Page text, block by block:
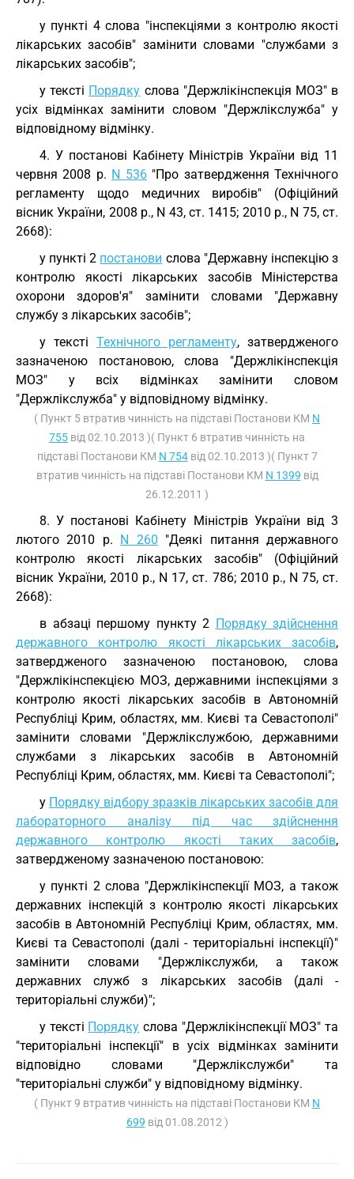
у пункті 4 слова "інспекціями з контролю якості
лікарських засобів" замінити словами "службами з
лікарських засобів";
у тексті Порядку слова "Держлікінспекція МОЗ" в
усіх відмінках замінити словом "Держлікслужба" у
відповідному відмінку.
4. У постанові Кабінету Міністрів України від 11
червня 2008 р. N 536"Про затвердження Технічного
регламенту щодо медичних виробів" (Офіційний
вісник України, 2008 р., N 43, ст. 1415; 2010 р., N 75, ст.
2668):
у пункті 2 постанови слова "Державну інспекцію з
контролю якості лікарських засобів Міністерства
охорони здоров'я" замінити словами "Державну
службу з лікарських засобів";
у тексті Технічного регламенту, затвердженого
зазначеною постановою, слова "Держлікінспекція
МОЗ" у всіх відмінках замінити словом
"Держлікслужба" у відповідному відмінку.
( Пункт 5 втратив чинність на підставі Постанови КМ N
755 від 02.10.2013 )( Пункт 6 втратив чинність на
підставі Постанови КМ N 754від 02.10.2013 )( Пункт 7
втратив чинність на підставі Постанови КМ N 1399 від
26.12.2011 )
8. У постанові Кабінету Міністрів України від 3
лютого 2010 р. N 260 "Деякі питання державного
контролю якості лікарських засобів" (Офіційний
вісник України, 2010 р., N 17, ст. 786; 2010 р., N 75, ст.
2668):
в абзаці першому пункту 2 Порядку здійснення
державного контролю якості лікарських засобів,
затвердженого зазначеною постановою, слова
"Держлікінспекцією МОЗ, державними інспекціями з
контролю якості лікарських засобів в Автономній
Республіці Крим, областях, мм. Києві та Севастополі"
замінити словами "Держлікслужбою, державними
службами з лікарських засобів в Автономній
Республіці Крим, областях, мм. Києві та Севастополі";
у Порядку відбору зразків лікарських засобів для
лабораторного аналізу під час здійснення
державного контролю якості таких засобів,
затвердженому зазначеною постановою:
у пункті 2 слова "Держлікінспекції МОЗ, а також
державних інспекцій з контролю якості лікарських
засобів в Автономній Республіці Крим, областях, мм.
Києві та Севастополі (далі - територіальні інспекції)"
замінити словами "Держлікслужби, а також
державних служб з лікарських засобів (далі -
територіальні служби)";
у тексті Порядку слова "Держлікінспекції МОЗ" та
"територіальні інспекції" в усіх відмінках замінити
відповідно словами "Держлікслужби" та
"територіальні служби" у відповідному відмінку.
( Пункт 9 втратив чинність на підставі Постанови КМ N
699 від 01.08.2012 )